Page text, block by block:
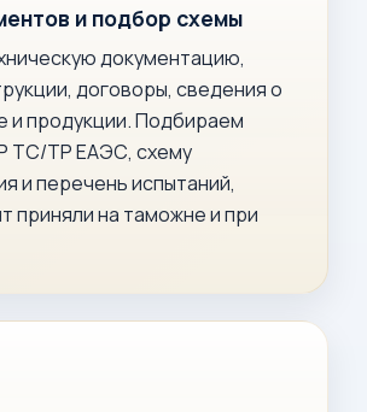
и подбор схемы
документацию,
договоры, сведения о
и продукции. Подбираем
ТС/ТР ЕАЭС, схему
и перечень испытаний,
приняли на таможне и при